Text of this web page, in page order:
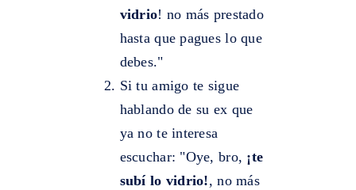
vidrio! no más prestado
hasta que pagues lo que
debes."
Si tu amigo te sigue
hablando de su ex que
ya no te interesa
escuchar: "Oye, bro, ¡te
subí lo vidrio!, no más